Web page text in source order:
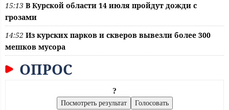
15:13 В Курской области 14 июля пройдут дожди с
грозами
14:52 Из курских парков и скверов вывезли более 300
мешков мусора
ОПРОС
?